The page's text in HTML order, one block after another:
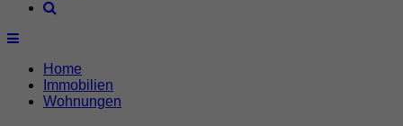
Home
Immobilien
Wohnungen